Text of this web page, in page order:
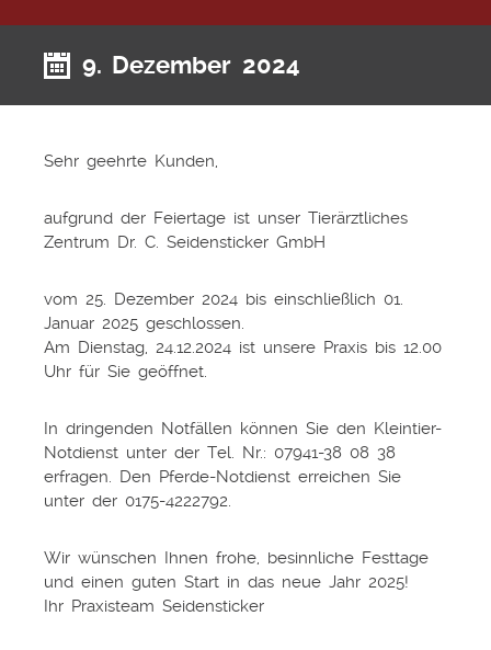
9. Dezember 2024
Sehr geehrte Kunden,
aufgrund der Feiertage ist unser Tierärztliches
Zentrum Dr. C. Seidensticker GmbH
vom 25. Dezember 2024 bis einschließlich 01.
Januar 2025 geschlossen.
Am Dienstag, 24.12.2024 ist unsere Praxis bis 12.00
Uhr für Sie geöffnet.
In dringenden Notfällen können Sie den Kleintier-
Notdienst unter der Tel. Nr.: 07941-38 08 38
erfragen. Den Pferde-Notdienst erreichen Sie
unter der 0175-4222792.
Wir wünschen Ihnen frohe, besinnliche Festtage
und einen guten Start in das neue Jahr 2025!
Ihr Praxisteam Seidensticker